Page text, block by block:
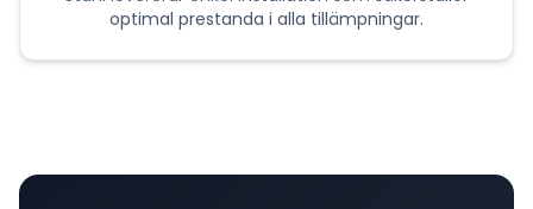
optimal prestanda i alla tillämpningar.